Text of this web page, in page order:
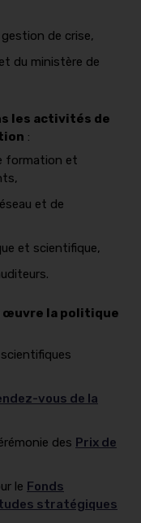
de crise,
du ministère de
les activités de
:
formation et
et de
et scientifique,
œuvre la politique
vous de la
des Prix de
le Fonds
stratégiques